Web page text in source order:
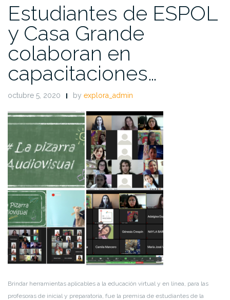
Estudiantes de ESPOL
y Casa Grande
colaboran en
capacitaciones…
octubre 5, 2020 by explora_admin
Brindar herramientas aplicables a la educación virtual y en línea, para las
profesoras de inicial y preparatoria, fue la premisa de estudiantes de la